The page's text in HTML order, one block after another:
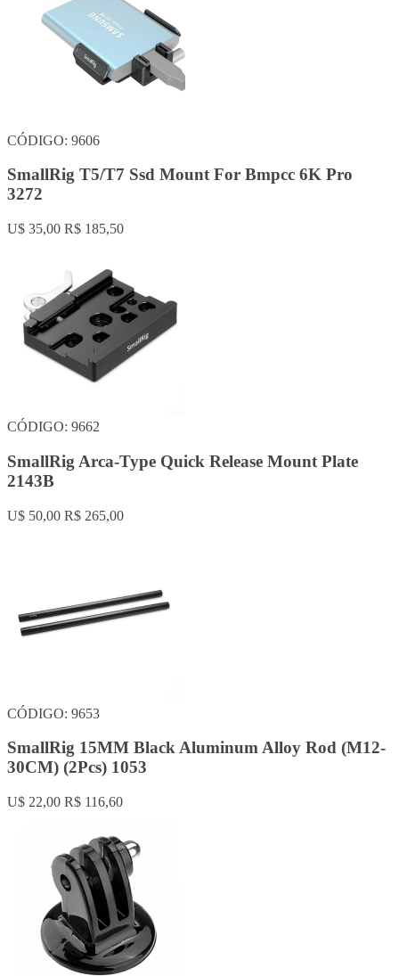
CÓDIGO: 9606
SmallRig T5/T7 Ssd Mount For Bmpcc 6K Pro
3272
U$ 35,00 R$ 185,50
CÓDIGO: 9662
SmallRig Arca-Type Quick Release Mount Plate
2143B
U$ 50,00 R$ 265,00
CÓDIGO: 9653
SmallRig 15MM Black Aluminum Alloy Rod (M12-
30CM) (2Pcs) 1053
U$ 22,00 R$ 116,60